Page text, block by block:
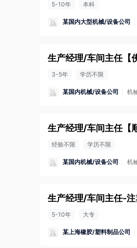
5-10年 本科
某国内大型机械/设备公司
生产经理/车间主任 【
3-5年 学历不限
某国内机械/设备公司 机
生产经理/车间主任 【
经验不限 学历不限
某国内机械/设备公司 机
生产经理/车间主任-
5-10年 大专
某上海橡胶/塑料制品公司